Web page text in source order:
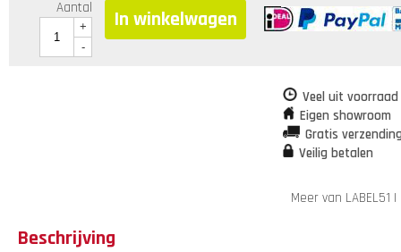
Aantal
+
-
In winkelwagen
Veel uit
Eigen showroom
Gratis
Veilig betalen
Meer van LABEL51
Beschrijving